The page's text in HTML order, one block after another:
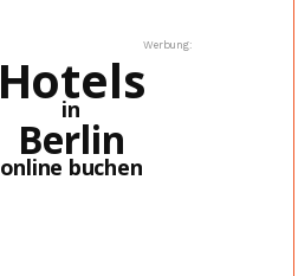
Werbung:
Hotels
in
Berlin
online buchen